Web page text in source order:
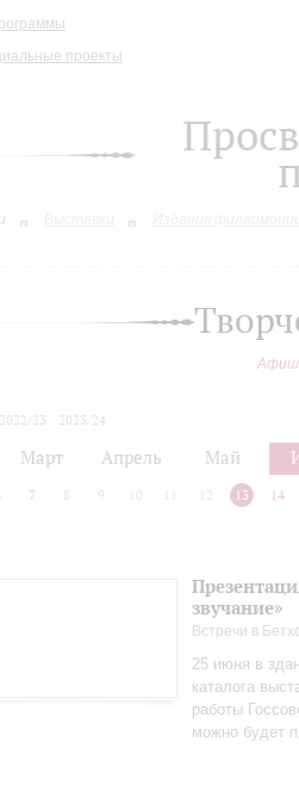
проекты
2022/23
2023/24
Март Апрель Май
7 8 9 10 12 13 14
звучание»
Встречи в
25 июня в
каталога
работы
можно будет